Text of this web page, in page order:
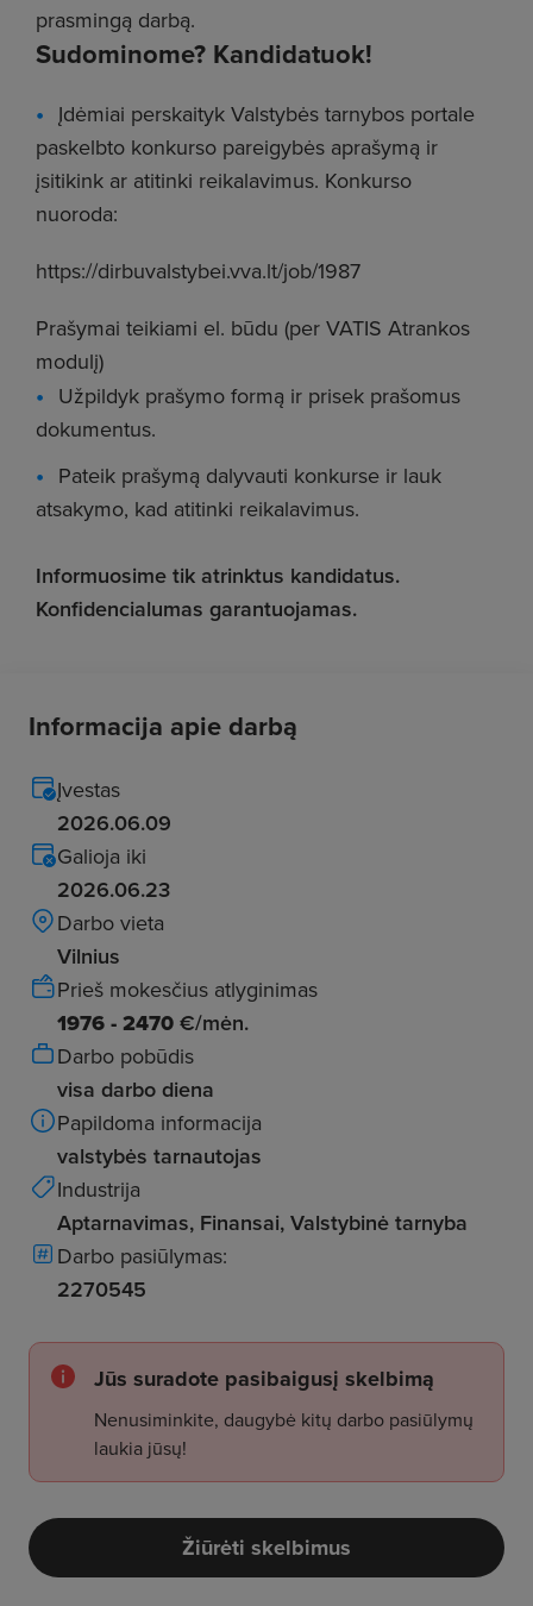
prasmingą darbą.
Sudominome? Kandidatuok!
Įdėmiai perskaityk Valstybės tarnybos portale
paskelbto konkurso pareigybės aprašymą ir
įsitikink ar atitinki reikalavimus. Konkurso
nuoroda:
https://dirbuvalstybei.vva.lt/job/1987
Prašymai teikiami el. būdu (per VATIS Atrankos
modulį)
Užpildyk prašymo formą ir prisek prašomus
dokumentus.
Pateik prašymą dalyvauti konkurse ir lauk
atsakymo, kad atitinki reikalavimus.
Informuosime tik atrinktus kandidatus.
Konfidencialumas garantuojamas.
Informacija apie darbą
Įvestas
2026.06.09
Galioja iki
2026.06.23
Darbo vieta
Vilnius
Prieš mokesčius atlyginimas
1976 - 2470 €/mėn.
Darbo pobūdis
visa darbo diena
Papildoma informacija
valstybės tarnautojas
Industrija
Aptarnavimas, Finansai, Valstybinė tarnyba
Darbo pasiūlymas:
2270545
Jūs suradote pasibaigusį skelbimą
Nenusiminkite, daugybė kitų darbo pasiūlymų
laukia jūsų!
Žiūrėti skelbimus